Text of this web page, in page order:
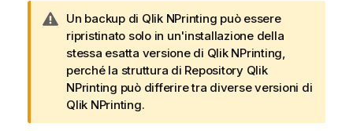
N
o
t
a
d
i
a
Un backup di Qlik NPrinting può essere
ripristinato solo in un'installazione della
stessa esatta versione di Qlik NPrinting,
perché la struttura di Repository Qlik
NPrinting può differire tra diverse versioni di
Qlik NPrinting.